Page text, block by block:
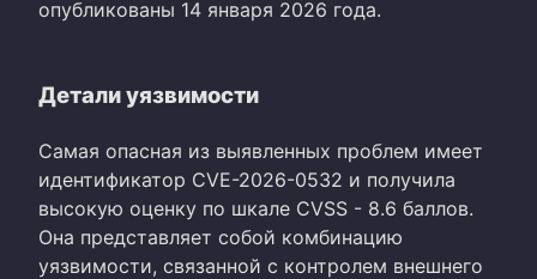
опубликованы 14 января 2026 года.
Детали уязвимости
Самая опасная из выявленных проблем имеет
идентификатор CVE-2026-0532 и получила
высокую оценку по шкале CVSS - 8.6 баллов.
Она представляет собой комбинацию
уязвимости, связанной с контролем внешнего